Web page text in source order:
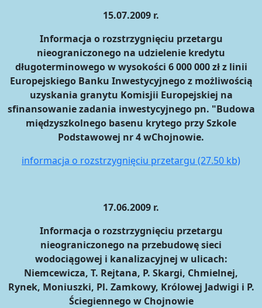
15.07.2009 r.
Informacja o rozstrzygnięciu przetargu
nieograniczonego na udzielenie kredytu
długoterminowego w wysokości 6 000 000 zł z linii
Europejskiego Banku Inwestycyjnego z możliwością
uzyskania granytu Komisjii Europejskiej na
sfinansowanie zadania inwestycyjnego pn. "Budowa
międzyszkolnego basenu krytego przy Szkole
Podstawowej nr 4 wChojnowie.
informacja o rozstrzygnięciu przetargu (27.50 kb)
17.06.2009 r.
Informacja o rozstrzygnięciu przetargu
nieograniczonego na przebudowę sieci
wodociągowej i kanalizacyjnej w ulicach:
Niemcewicza, T. Rejtana, P. Skargi, Chmielnej,
Rynek, Moniuszki, Pl. Zamkowy, Królowej Jadwigi i P.
Ściegiennego w Chojnowie